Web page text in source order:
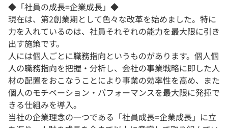
◆「社員の成長=企業成長」◆
現在は、第2創業期として色々な改革を始めました。特に
力を入れているのは、社員それぞれの能力を最大限に引き
出す施策です。
人には個人ごとに職務指向というものがあります。個人個
人の職務指向を把握・分析し、会社の事業戦略に即した人
材の配置をおこなうことにより事業の効率性を高め、また
個人のモチベーション・パフォーマンスを最大限に発揮で
きる仕組みを導入。
当社の企業理念の一つである「社員成長=企業成長」に立